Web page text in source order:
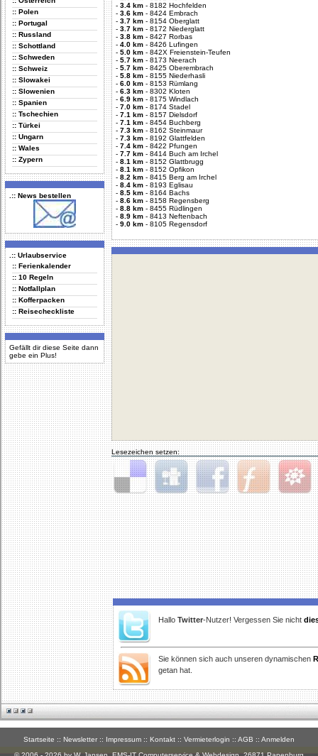
:: Polen
:: Portugal
:: Russland
:: Schottland
:: Schweden
:: Schweiz
:: Slowakei
:: Slowenien
:: Spanien
:: Tschechien
:: Türkei
:: Ungarn
:: Wales
:: Zypern
.:: News bestellen
.:: Urlaubservice
:: Ferienkalender
:: 10 Regeln
:: Notfallplan
:: Kofferpacken
:: Reisecheckliste
Gefällt dir diese Seite dann
gebe ein Plus!
- 3.4 km - 8182 Hochfelden
- 3.6 km - 8424 Embrach
- 3.7 km - 8154 Oberglatt
- 3.7 km - 8172 Niederglatt
- 3.8 km - 8427 Rorbas
- 4.0 km - 8426 Lufingen
- 5.0 km - 842X Freienstein-Teufen
- 5.7 km - 8173 Neerach
- 5.7 km - 8425 Oberembrach
- 5.8 km - 8155 Niederhasli
- 6.0 km - 8153 Rümlang
- 6.3 km - 8302 Kloten
- 6.9 km - 8175 Windlach
- 7.0 km - 8174 Stadel
- 7.1 km - 8157 Dielsdorf
- 7.1 km - 8454 Buchberg
- 7.3 km - 8162 Steinmaur
- 7.3 km - 8192 Glattfelden
- 7.4 km - 8422 Pfungen
- 7.7 km - 8414 Buch am Irchel
- 8.1 km - 8152 Glattbrugg
- 8.1 km - 8152 Opfikon
- 8.2 km - 8415 Berg am Irchel
- 8.4 km - 8193 Eglisau
- 8.5 km - 8164 Bachs
- 8.6 km - 8158 Regensberg
- 8.8 km - 8455 Rüdlingen
- 8.9 km - 8413 Neftenbach
- 9.0 km - 8105 Regensdorf
Lesezeichen setzen:
Delicious Digg Facebook Furl StudiVZ
Hallo Twitter-Nutzer! Vergessen Sie nicht
Sie können sich auch unseren dynamischen
getan hat.
Startseite :: Newsletter :: Impressum :: Kontakt :: Vermieterlogin :: AGB :: Anmelden